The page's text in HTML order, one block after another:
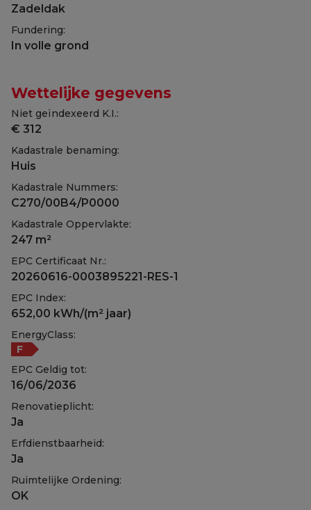
Zadeldak
Fundering:
In volle grond
Wettelijke gegevens
Niet geïndexeerd K.I.:
€ 312
Kadastrale benaming:
Huis
Kadastrale Nummers:
C270/00B4/P0000
Kadastrale Oppervlakte:
247 m²
EPC Certificaat Nr.:
20260616-0003895221-RES-1
EPC Index:
652,00 kWh/(m² jaar)
EnergyClass:
F
EPC Geldig tot:
16/06/2036
Renovatieplicht:
Ja
Erfdienstbaarheid:
Ja
Ruimtelijke Ordening:
OK